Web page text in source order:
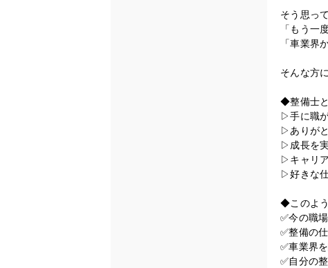
そう思っ
「もう一
「車業界
そんな方
◆整備士
▷手に職
▷ありが
▷成長を
▷キャリ
▷好きな
◆このよう
✅今の職
✅整備の
✅車業界
✅自分の